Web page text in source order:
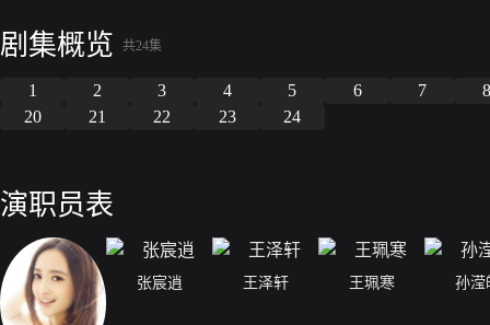
剧集概览 共24集
1 2 3 4 5 6 7
20
21 22 23 24
演职员表
张宸逍 王泽轩 王珮寒 孙滢